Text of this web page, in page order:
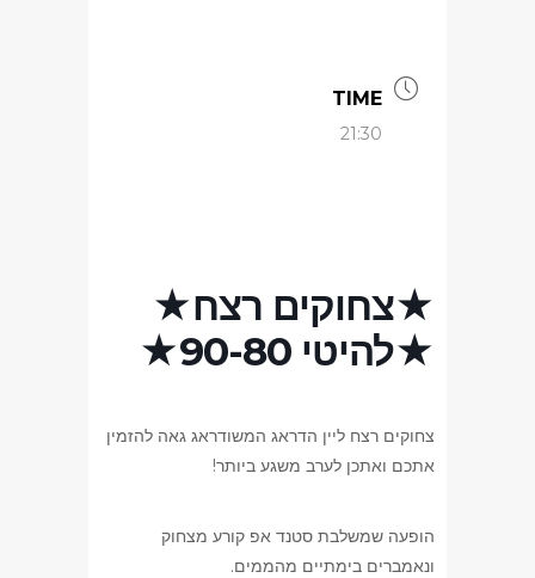
TIME
21:30
★צחוקים רצח★
★להיטי 90-80★
צחוקים רצח ליין הדראג המשודראג גאה להזמין
אתכם ואתכן לערב משגע ביותר!
הופעה שמשלבת סטנד אפ קורע מצחוק
ונאמברים בימתיים מהממים.